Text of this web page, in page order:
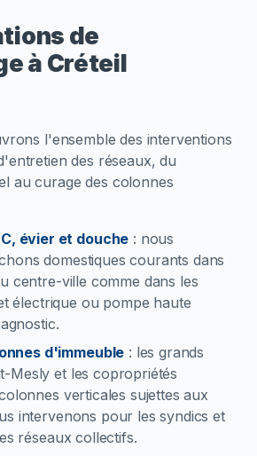
de
à Créteil
l'ensemble des interventions
des réseaux, du
au curage des colonnes
évier et douche : nous
domestiques courants dans
centre-ville comme dans les
électrique ou pompe haute
d'immeuble : les grands
Mesly et les copropriétés
verticales sujettes aux
intervenons pour les syndics et
réseaux collectifs.